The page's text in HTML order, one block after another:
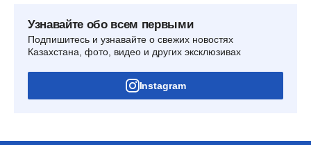
Узнавайте обо всем первыми
Подпишитесь и узнавайте о свежих новостях
Казахстана, фото, видео и других эксклюзивах
Instagram